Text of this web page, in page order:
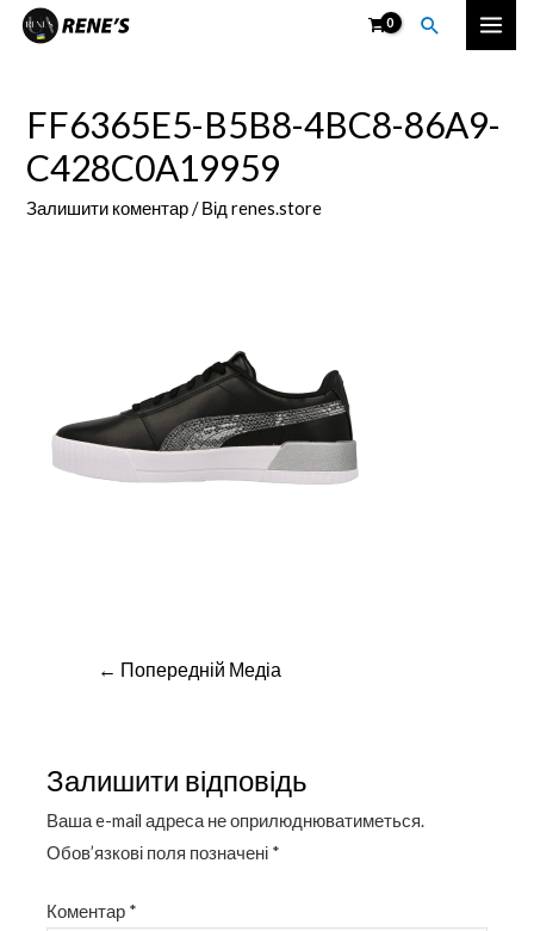
Перейти
Пошук
Main
FF6365E5-B5B8-4BC8-86A9-
C428C0A19959
Залишити коментар / Відrenes.store
Навігація
← Попередній Медіа
Залишити відповідь
Ваша e-mail адреса не оприлюднюватиметься.
Обов’язкові поля позначені *
Коментар *